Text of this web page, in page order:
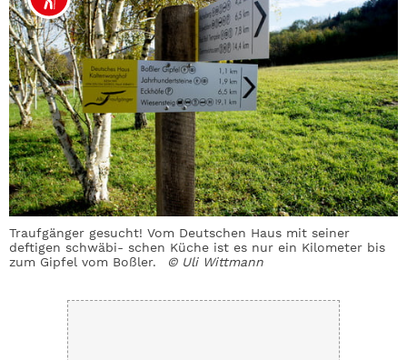
Traufgänger gesucht! Vom Deutschen Haus mit seiner
deftigen schwäbi- schen Küche ist es nur ein Kilometer bis
zum Gipfel vom Boßler.
© Uli Wittmann